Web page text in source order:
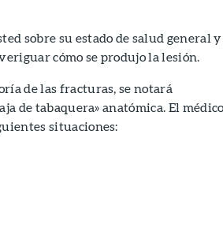
sobre su estado de salud general
cómo se produjo la lesión.
de las fracturas, se notará
de tabaquera» anatómica. El médico
situaciones: